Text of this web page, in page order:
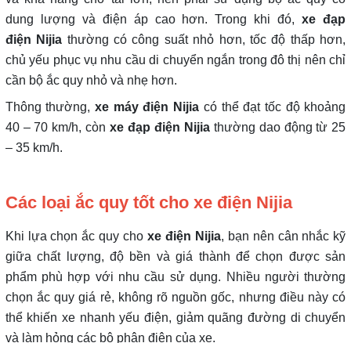
dung lượng và điện áp cao hơn. Trong khi đó,xe đạp
điện Nijia thường có công suất nhỏ hơn, tốc độ thấp hơn,
chủ yếu phục vụ nhu cầu di chuyển ngắn trong đô thị nên chỉ
cần bộ ắc quy nhỏ và nhẹ hơn.
Thông thường,xe máy điện Nijia có thể đạt tốc độ khoảng
40 – 70 km/h, cònxe đạp điện Nijiathường dao động từ 25
– 35 km/h.
Các loại ắc quy tốt cho xe điện Nijia
Khi lựa chọn ắc quy choxe điện Nijia, bạn nên cân nhắc kỹ
giữa chất lượng, độ bền và giá thành để chọn được sản
phẩm phù hợp với nhu cầu sử dụng. Nhiều người thường
chọn ắc quy giá rẻ, không rõ nguồn gốc, nhưng điều này có
thể khiến xe nhanh yếu điện, giảm quãng đường di chuyển
và làm hỏng các bộ phận điện của xe.